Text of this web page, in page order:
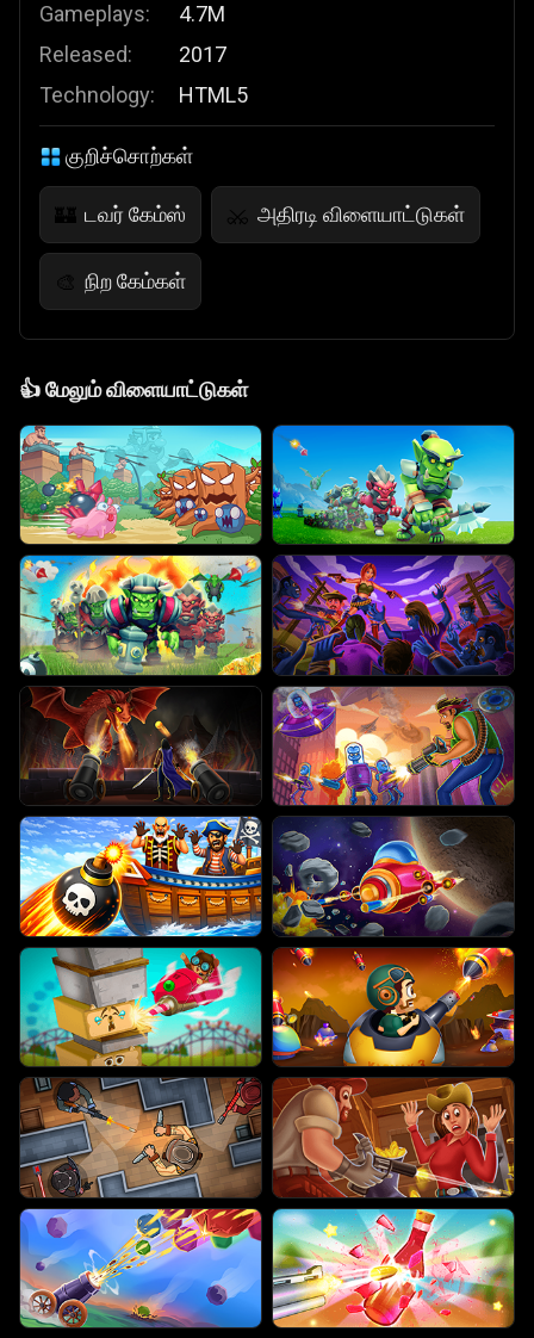
Gameplays:
Released:
Technology:
4.7M
2017
HTML5
குறிச்சொற்கள்
🏰 டவர் கேம்ஸ் ⚔️ அதிரடி விளையாட்டுகள்
🎨 நிற கேம்கள்
👍மேலும் விளையாட்டுகள்